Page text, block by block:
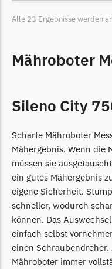
Alle 23 Ergebnisse werden
Mähroboter
Sileno City
Scharfe Mähroboter
Mähergebnis. Wenn die
müssen sie
ein gutes Mähergebnis
eigene Sicherheit.
schneller, wodurch
können. Das
einfach selbst
einen Schraubendreher.
Mähroboter immer